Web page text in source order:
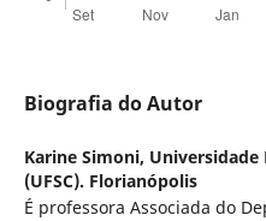
Biografia do Autor
Karine Simoni, Universidade
(UFSC). Florianópolis
É professora Associada do